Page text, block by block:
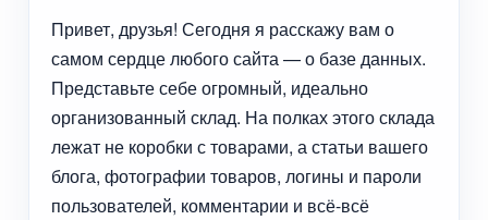
Привет, друзья! Сегодня я расскажу вам о
самом сердце любого сайта — о базе данных.
Представьте себе огромный, идеально
организованный склад. На полках этого склада
лежат не коробки с товарами, а статьи вашего
блога, фотографии товаров, логины и пароли
пользователей, комментарии и всё-всё